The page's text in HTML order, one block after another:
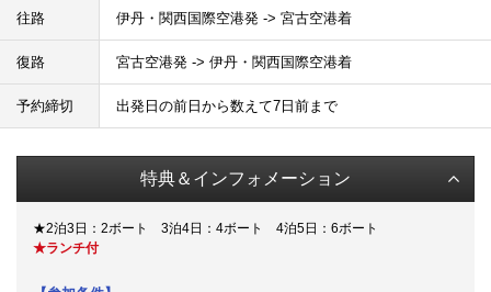
往路 伊丹・関西国際空港発 -> 宮古空港着
復路 宮古空港発 -> 伊丹・関西国際空港着
予約締切 出発日の前日から数えて7日前まで
特典＆インフォメーション
★2泊3日：2ボート 3泊4日：4ボート 4泊5日：6ボート
★ランチ付